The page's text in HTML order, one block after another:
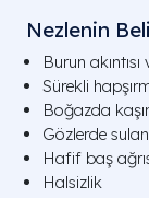
Nezlenin
Burun akıntısı
Sürekli
Boğazda
Gözlerde
Hafif baş
Halsizlik